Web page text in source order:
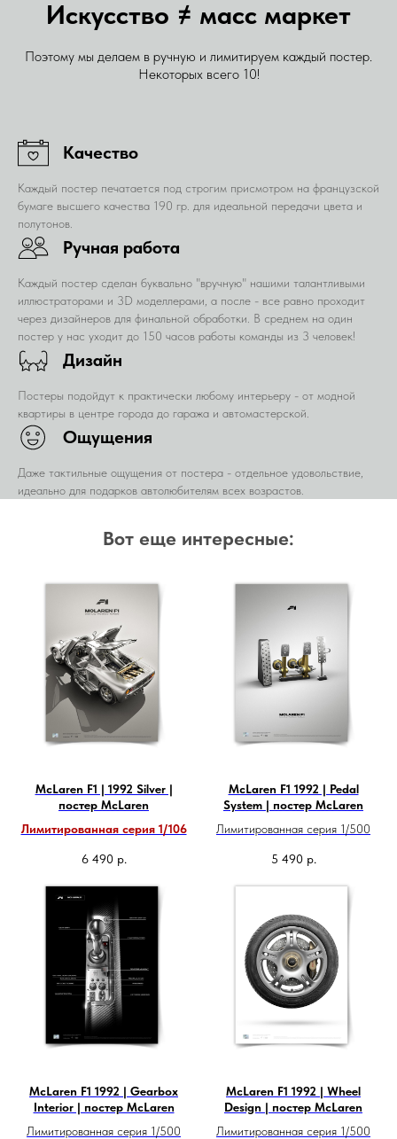
Искусство ≠ масс маркет
Поэтому мы делаем в ручную и лимитируем каждый постер.
Некоторых всего 10!
Качество
Каждый постер печатается под строгим присмотром на французской
бумаге высшего качества 190 гр. для идеальной передачи цвета и
полутонов.
Ручная работа
Каждый постер сделан буквально "вручную" нашими талантливыми
иллюстраторами и 3D моделлерами, а после - все равно проходит
через дизайнеров для финальной обработки. В среднем на один
постер у нас уходит до 150 часов работы команды из 3 человек!
Дизайн
Постеры подойдут к практически любому интерьеру - от модной
квартиры в центре города до гаража и автомастерской.
Ощущения
Даже тактильные ощущения от постера - отдельное удовольствие,
идеально для подарков автолюбителям всех возрастов.
Вот еще интересные:
McLaren F1 | 1992 Silver |
постер McLaren
Лимитированная серия 1/106
6 490 р.
McLaren F1 1992 | Pedal
System | постер McLaren
Лимитированная серия 1/500
5 490 р.
McLaren F1 1992 | Gearbox
Interior | постер McLaren
Лимитированная серия 1/500
McLaren F1 1992 | Wheel
Design | постер McLaren
Лимитированная серия 1/500